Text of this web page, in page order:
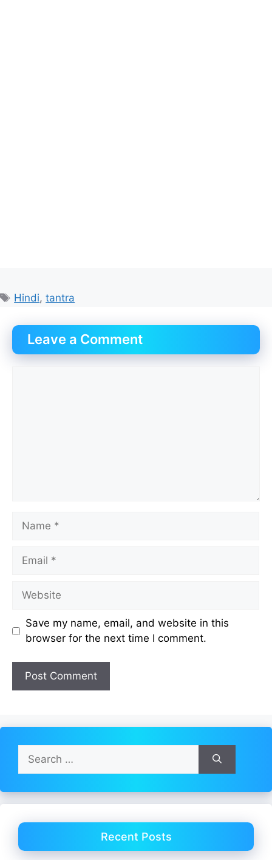
Tags
Hindi,tantra
Leave a Comment
Name
Email
Website
Save my name, email, and website in this
browser for the next time I comment.
for:
Recent Posts